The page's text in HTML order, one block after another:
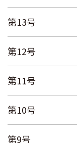
第13号
第12号
第11号
第10号
第9号